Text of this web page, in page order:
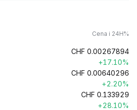
Cena i 24H%
CHF 0.00267894
+17.10%
CHF 0.00640296
+2.20%
CHF 0.133929
+28.10%